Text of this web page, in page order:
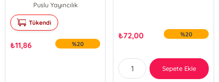
Puslu Yayıncılık
Tükendi
₺11,86 %20
₺72,00 %20
Sepete Ekle